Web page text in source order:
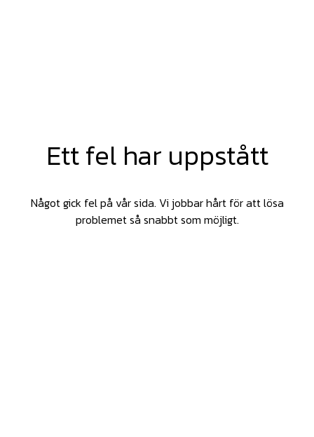
Ett fel har uppstått
Något gick fel på vår sida. Vi jobbar hårt för att lösa
problemet så snabbt som möjligt.